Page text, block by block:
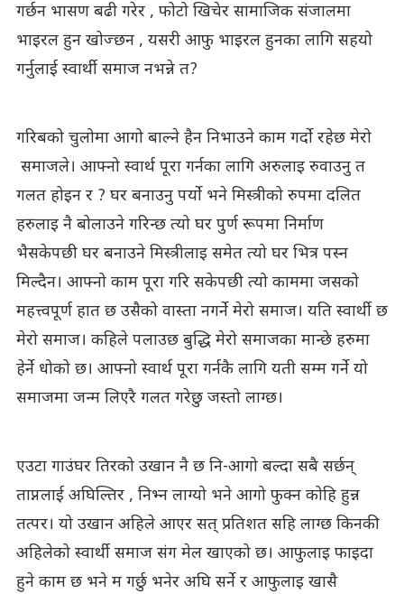
गर्छन भासण बढी गरेर , फोटो खिचेर सामाजिक संजालमा
भाइरल हुन खोज्छन , यसरी आफु भाइरल हुनका लागि सहयो
गर्नुलाई स्वार्थी समाज नभन्ने त?
गरिबको चुलोमा आगो बाल्ने हैन निभाउने काम गर्दो रहेछ मेरो
समाजले। आफ्नो स्वार्थ पूरा गर्नका लागि अरुलाइ रुवाउनु त
गलत होइन र ? घर बनाउनु पर्यो भने मिस्त्रीको रुपमा दलित
हरुलाइ नै बोलाउने गरिन्छ त्यो घर पुर्ण रूपमा निर्माण
भैसकेपछी घर बनाउने मिस्त्रीलाइ समेत त्यो घर भित्र पस्न
मिल्दैन। आफ्नो काम पूरा गरि सकेपछी त्यो काममा जसको
महत्त्वपूर्ण हात छ उसैको वास्ता नगर्ने मेरो समाज। यति स्वार्थी छ
मेरो समाज। कहिले पलाउछ बुद्धि मेरो समाजका मान्छे हरुमा
हेर्ने धोको छ। आफ्नो स्वार्थ पूरा गर्नकै लागि यती सम्म गर्ने यो
समाजमा जन्म लिएरै गलत गरेछु जस्तो लाग्छ।
एउटा गाउंघर तिरको उखान नै छ नि-आगो बल्दा सबै सर्छन्
ताप्नलाई अघिल्तिर , निभ्न लाग्यो भने आगो फुक्न कोहि हुन्न
तत्पर। यो उखान अहिले आएर सत् प्रतिशत सहि लाग्छ किनकी
अहिलेको स्वार्थी समाज संग मेल खाएको छ। आफुलाइ फाइदा
हुने काम छ भने म गर्छु भनेर अघि सर्ने र आफुलाइ खासै